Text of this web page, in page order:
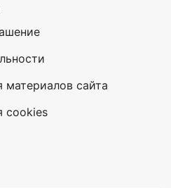
материалов сайта
cookies